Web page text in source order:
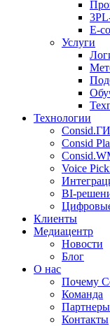
E-
Услуги
Технологии
Consid
Voice
BI-
Клиенты
Медиацентр
Новости
Блог
О нас
Почему
Команда
Партнеры
Контакты